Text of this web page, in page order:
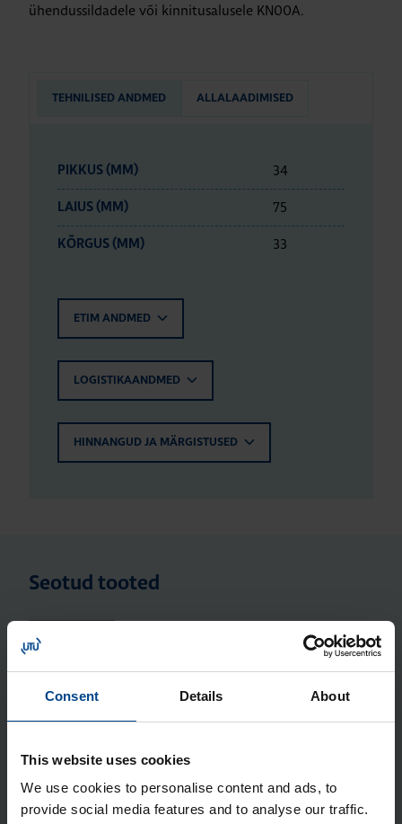
Consent Details About
This website uses cookies
We use cookies to personalise content and ads, to
provide social media features and to analyse our traffic.
ühendussildadele või kinnitusalusele KN00A.
TEHNILISED ANDMED ALLALAADIMISED
PIKKUS (MM) 34
LAIUS (MM) 75
KÕRGUS (MM) 33
ETIM ANDMED
LOGISTIKAANDMED
HINNANGUD JA MÄRGISTUSED
Seotud tooted
Klemmide alus, Volta/Vec­tor, 12
PE/N ter­mi­nali alus, 12 moo­du­lit, QC,
Tootekood: VZ707N
PE/N ter­mi­nali alus, 18/22 moo­du­lit,